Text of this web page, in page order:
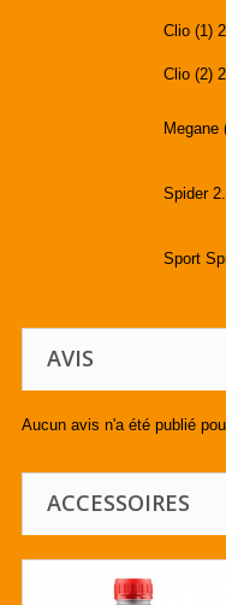
Clio (1)
Clio (2)
Megane
Spider
Sport
AVIS
Aucun avis n'a été publié
ACCESSOIRES